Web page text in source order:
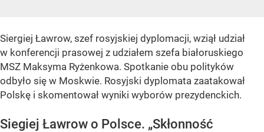
Siergiej Ławrow, szef rosyjskiej dyplomacji, wziął udział
w konferencji prasowej z udziałem szefa białoruskiego
MSZ Maksyma Ryżenkowa. Spotkanie obu polityków
odbyło się w Moskwie. Rosyjski dyplomata zaatakował
Polskę i skomentował wyniki wyborów prezydenckich.
Siegiej Ławrow o Polsce. „Skłonność